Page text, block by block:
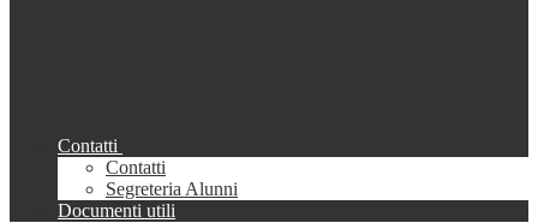
Contatti
Contatti
Segreteria Alunni
Documenti utili